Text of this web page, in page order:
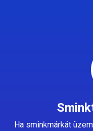
Ha sminkmárkát